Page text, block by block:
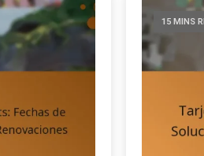
15 MINS